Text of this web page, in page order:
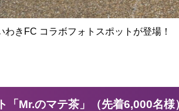
わきFC コラボフォトスポットが登場
「Mr.のマテ茶」（先着6,000名様